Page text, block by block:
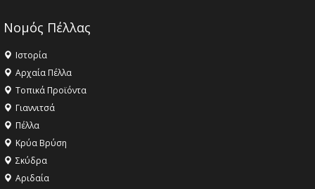
Νομός Πέλλας
Ιστορία
Αρχαία Πέλλα
Τοπικά Προϊόντα
Γιαννιτσά
Πέλλα
Κρύα Βρύση
Σκύδρα
Αριδαία